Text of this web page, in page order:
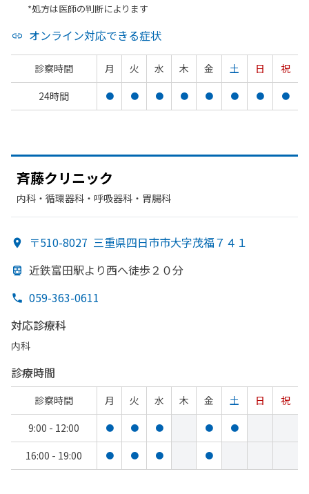
*処方は医師の判断によります
オンライン対応できる症状
診察時間 月 火 水 木 金 土 日
祝
24時間
● ● ● ● ● ● ● ●
斉藤クリニック
内科・​循環器科・​呼吸器科・​胃腸科
〒510-8027 三重県四日市市大字茂福７４１
近鉄富田駅より西へ徒歩２０分
059-363-0611
対応診療科
内科
診療時間
診察時間 月 火 水 木 金 土 日
祝
9:00 - 12:00
● ● ● ● ●
16:00 - 19:00 ● ● ● ●